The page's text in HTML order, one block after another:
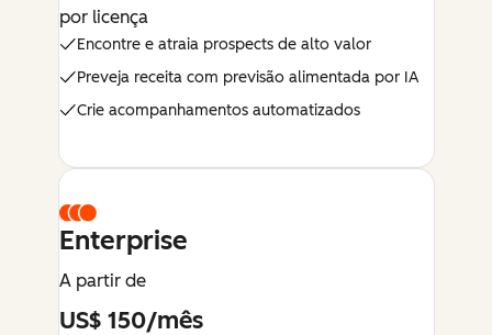
por licença
Encontre e atraia prospects de alto valor
Preveja receita com previsão alimentada por IA
Crie acompanhamentos automatizados
Enterprise
A partir de
US$ 150/mês